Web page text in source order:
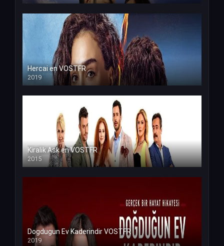
Hercai en VOSTFR
2019
Kiralik Ask en VOSTFR
2015
Dogdugun Ev Kaderindir VOSTFR
2019